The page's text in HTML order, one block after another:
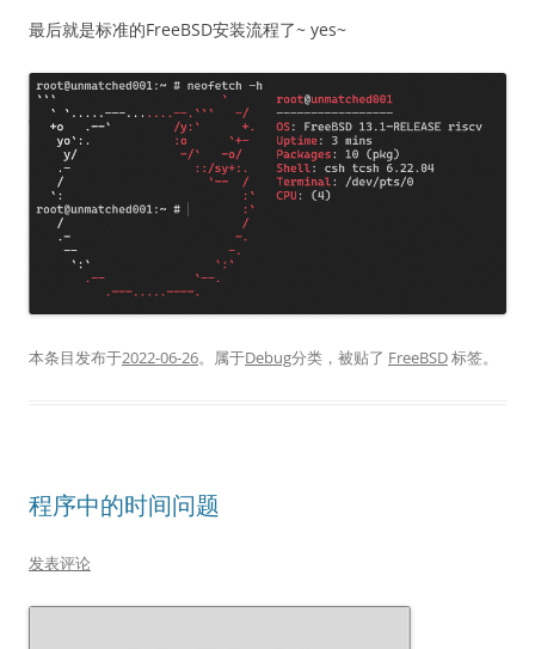
最后就是标准的FreeBSD安装流程了~ yes~
本条目发布于2022-06-26。属于Debug分类，被贴了 FreeBSD标签。
程序中的时间问题
发表评论